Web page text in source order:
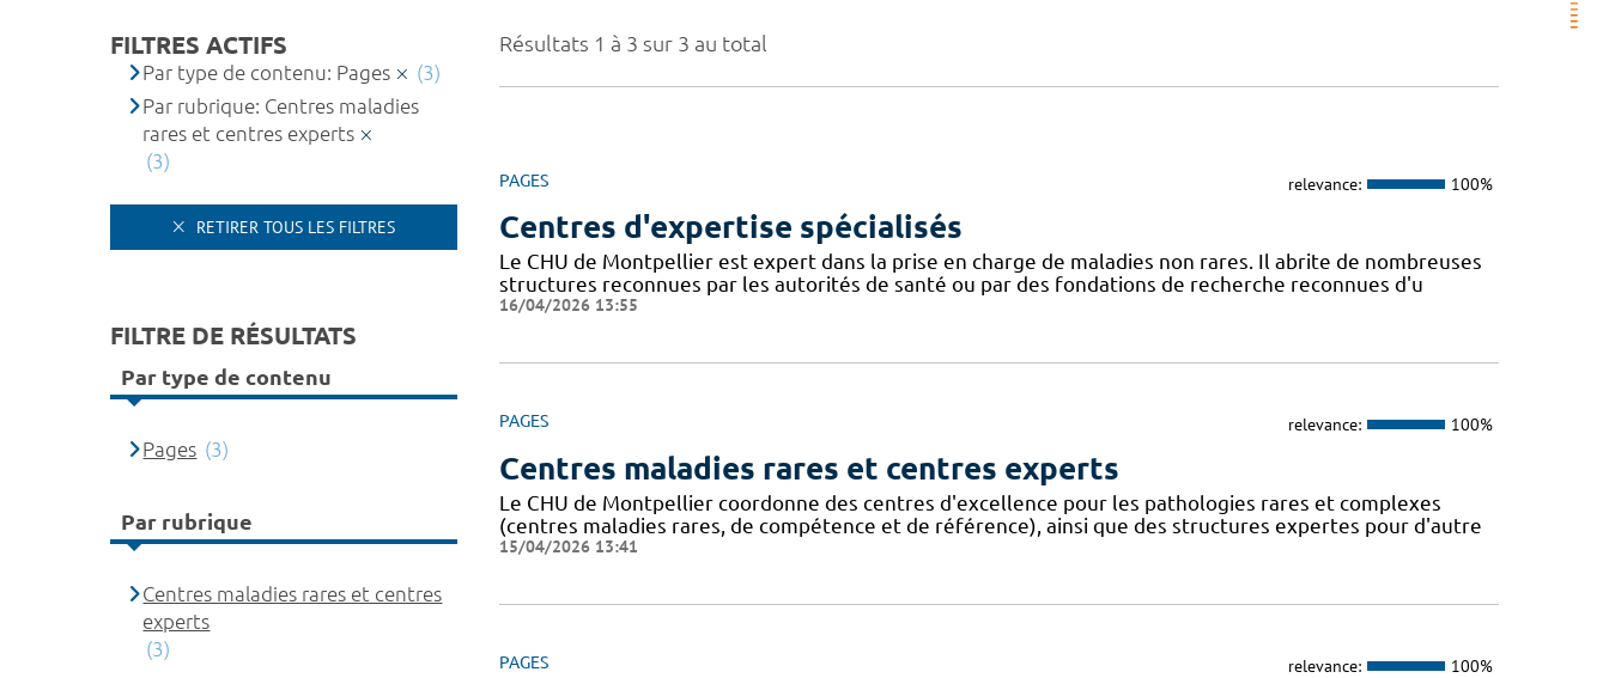
Résultats 1 à 3 sur 3 au total
PAGES relevance: 100%
Centres d'expertise spécialisés
Le CHU de Montpellier est expert dans la prise en charge de maladies non rares. Il abrite de nombreuses
structures reconnues par les autorités de santé ou par des fondations de recherche reconnues d'u
16/04/2026 13:55
PAGES relevance: 100%
Centres maladies rares et centres experts
Le CHU de Montpellier coordonne des centres d'excellence pour les pathologies rares et complexes
(centres maladies rares, de compétence et de référence), ainsi que des structures expertes pour d'autre
15/04/2026 13:41
PAGES relevance: 100%
FILTRES ACTIFS
Par type de contenu: Pages
(3)
Par rubrique: Centres maladies
rares et centres experts
(3)
RETIRER TOUS LES FILTRES
FILTRE DE RÉSULTATS
Par type de contenu
Pages (3)
Par rubrique
Centres maladies rares et centres
experts
(3)